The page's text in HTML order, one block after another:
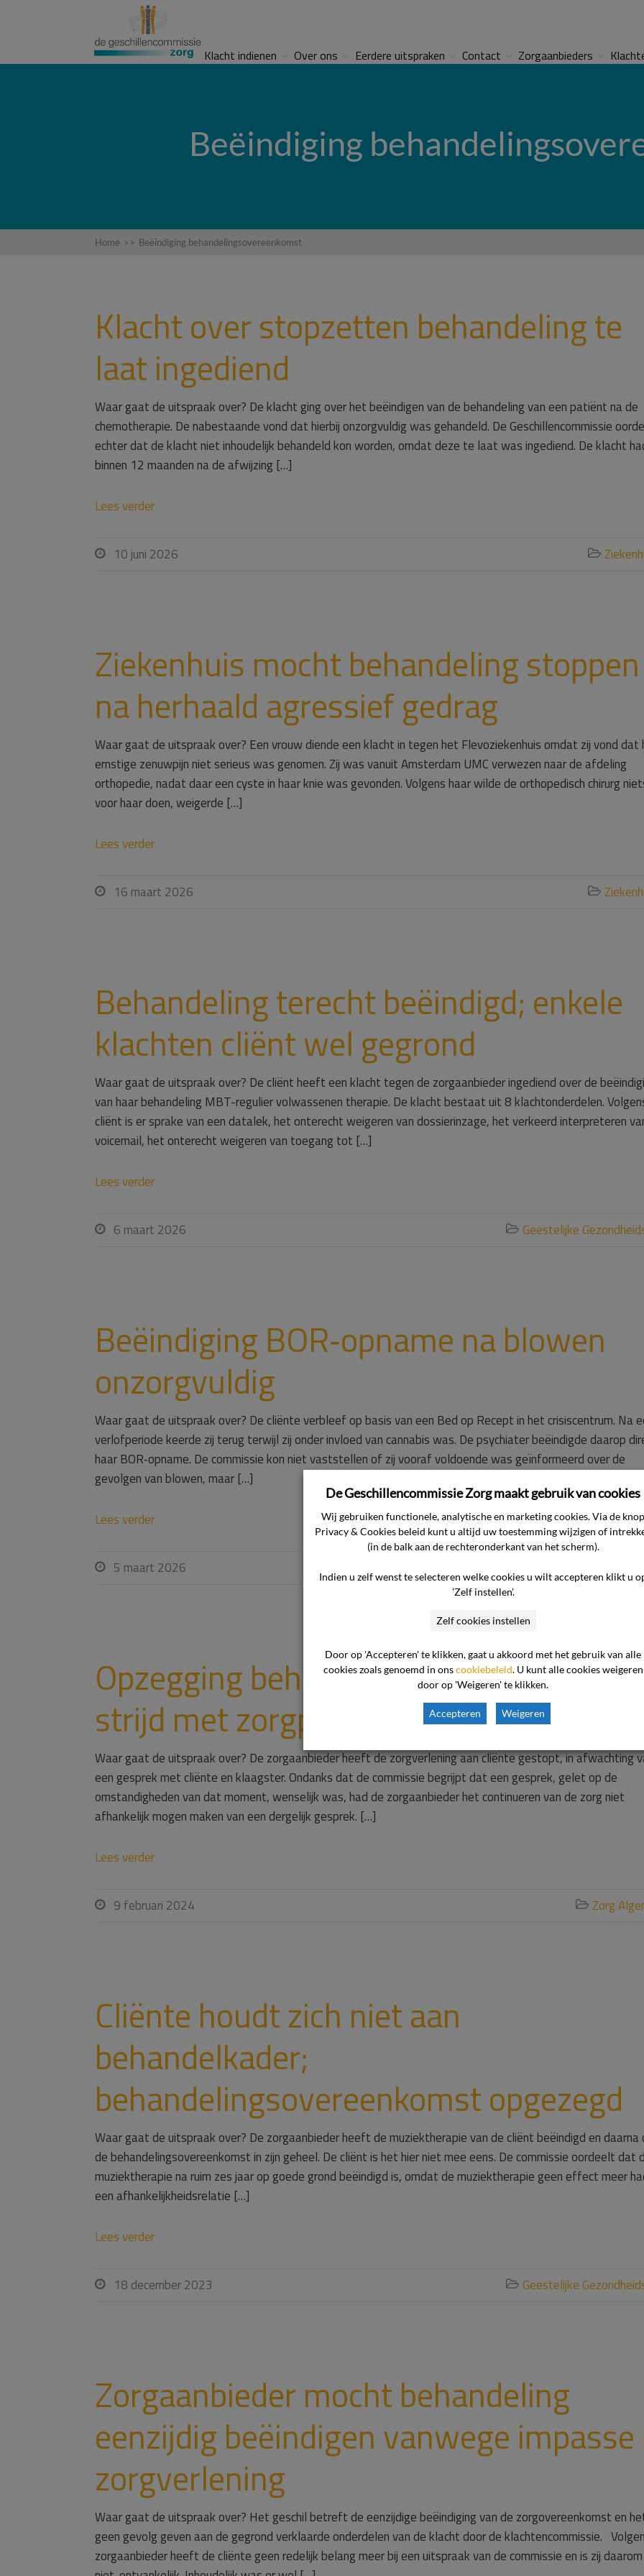
Klacht indienen Over ons Eerdere uitspraken Contact Zorgaanbieders
Beëindiging
Home >> Beëindiging behandelingsovereenkomst
Klacht over stopzetten behandeling te
laat ingediend
Waar gaat de uitspraak over? De klacht ging over het beëindigen van de behandeling van een patiënt na de
chemotherapie. De nabestaande vond dat hierbij onzorgvuldig was gehandeld. De Geschillencommissie
echter dat de klacht niet inhoudelijk behandeld kon worden, omdat deze te laat was ingediend. De klacht
binnen 12 maanden na de afwijzing […]
Lees verder
 10 juni 2026 
Ziekenhuis mocht behandeling stoppen
na herhaald agressief gedrag
Waar gaat de uitspraak over? Een vrouw diende een klacht in tegen het Flevoziekenhuis omdat zij vond dat
ernstige zenuwpijn niet serieus was genomen. Zij was vanuit Amsterdam UMC verwezen naar de afdeling
orthopedie, nadat daar een cyste in haar knie was gevonden. Volgens haar wilde de orthopedisch chirurg
voor haar doen, weigerde […]
Lees verder
 16 maart 2026 
Behandeling terecht beëindigd; enkele
klachten cliënt wel gegrond
Waar gaat de uitspraak over? De cliënt heeft een klacht tegen de zorgaanbieder ingediend over de
van haar behandeling MBT-regulier volwassenen therapie. De klacht bestaat uit 8 klachtonderdelen.
cliënt is er sprake van een datalek, het onterecht weigeren van dossierinzage, het verkeerd interpreteren
voicemail, het onterecht weigeren van toegang tot […]
Lees verder
 6 maart 2026  Geestelijke
Beëindiging BOR‑opname na blowen
onzorgvuldig
Waar gaat de uitspraak over? De cliënte verbleef op basis van een Bed op Recept in het crisiscentrum. Na
verlofperiode keerde zij terug terwijl zij onder invloed van cannabis was. De psychiater beëindigde daarop
haar BOR‑opname. De commissie kon niet vaststellen of zij vooraf voldoende was geïnformeerd over de
gevolgen van blowen, maar […]
Lees verder
 5 maart 2026 Geestelijke
Opzegging
strijd met zorgplicht zorgaanbieder
Waar gaat de uitspraak over? De zorgaanbieder heeft de zorgverlening aan cliënte gestopt, in afwachting
een gesprek met cliënte en klaagster. Ondanks dat de commissie begrijpt dat een gesprek, gelet op de
omstandigheden van dat moment, wenselijk was, had de zorgaanbieder het continueren van de zorg niet
afhankelijk mogen maken van een dergelijk gesprek. […]
Lees verder
 9 februari 2024  Zorg
Cliënte houdt zich niet aan
behandelkader;
behandelingsovereenkomst opgezegd
Waar gaat de uitspraak over? De zorgaanbieder heeft de muziektherapie van de cliënt beëindigd en daarna
de behandelingsovereenkomst in zijn geheel. De cliënt is het hier niet mee eens. De commissie oordeelt dat
muziektherapie na ruim zes jaar op goede grond beëindigd is, omdat de muziektherapie geen effect meer
een afhankelijkheidsrelatie […]
Lees verder
 18 december 2023  Geestelijke
Zorgaanbieder mocht behandeling
eenzijdig beëindigen vanwege impasse
zorgverlening
Waar gaat de uitspraak over? Het geschil betreft de eenzijdige beëindiging van de zorgovereenkomst en
geen gevolg geven aan de gegrond verklaarde onderdelen van de klacht door de klachtencommissie.
zorgaanbieder heeft de cliënte geen redelijk belang meer bij een uitspraak van de commissie en is zij daarom
De Geschillencommissie Zorg maakt gebruik van cookies
Wij gebruiken functionele, analytische en marketing cookies. Via de knop
Privacy & Cookies beleid kunt u altijd uw toestemming wijzigen of
(in de balk aan de rechteronderkant van het scherm).
Indien u zelf wenst te selecteren welke cookies u wilt accepteren klikt u
'Zelf instellen'.
Zelf cookies instellen
Door op 'Accepteren' te klikken, gaat u akkoord met het gebruik van alle
cookies zoals genoemd in onscookiebeleid. U kunt alle cookies weigeren
door op 'Weigeren' te klikken.
Accepteren Weigeren